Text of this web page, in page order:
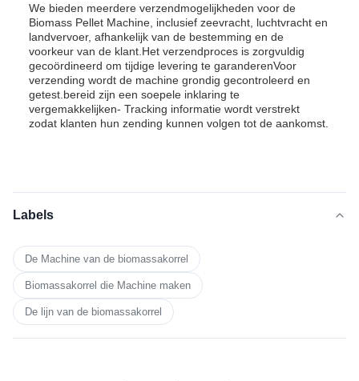
We bieden meerdere verzendmogelijkheden voor de
Biomass Pellet Machine, inclusief zeevracht, luchtvracht en
landvervoer, afhankelijk van de bestemming en de
voorkeur van de klant.Het verzendproces is zorgvuldig
gecoördineerd om tijdige levering te garanderenVoor
verzending wordt de machine grondig gecontroleerd en
getest.bereid zijn een soepele inklaring te
vergemakkelijken- Tracking informatie wordt verstrekt
zodat klanten hun zending kunnen volgen tot de aankomst.
Labels
De Machine van de biomassakorrel
Biomassakorrel die Machine maken
De lijn van de biomassakorrel